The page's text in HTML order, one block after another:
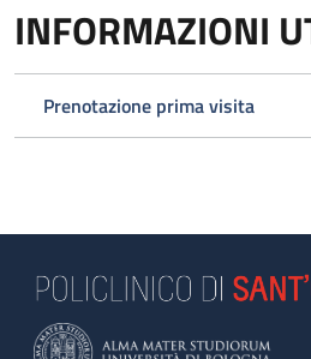
INFORMAZIONI
Prenotazione prima visita